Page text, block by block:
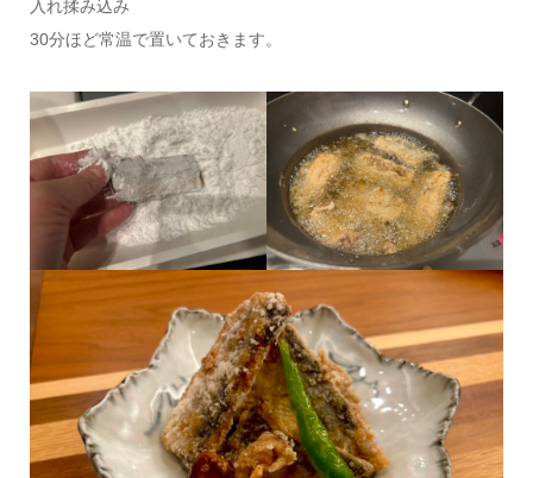
入れ揉み込み
30分ほど常温で置いておきます。